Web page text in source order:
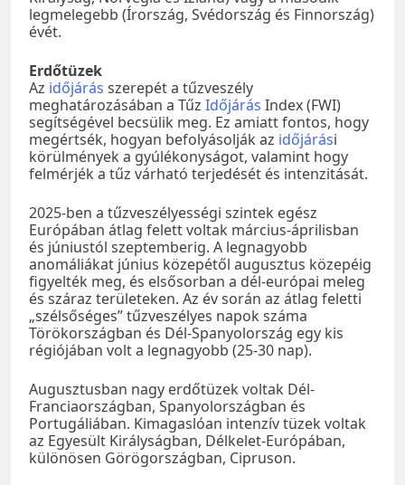
legmelegebb (Írország, Svédország és Finnország)
évét.
Erdőtüzek
Az időjárás szerepét a tűzveszély
meghatározásában a Tűz Időjárás Index (FWI)
segítségével becsülik meg. Ez amiatt fontos, hogy
megértsék, hogyan befolyásolják az időjárási
körülmények a gyúlékonyságot, valamint hogy
felmérjék a tűz várható terjedését és intenzitását.
2025-ben a tűzveszélyességi szintek egész
Európában átlag felett voltak március-áprilisban
és júniustól szeptemberig. A legnagyobb
anomáliákat június közepétől augusztus közepéig
figyelték meg, és elsősorban a dél-európai meleg
és száraz területeken. Az év során az átlag feletti
„szélsőséges” tűzveszélyes napok száma
Törökországban és Dél-Spanyolország egy kis
régiójában volt a legnagyobb (25-30 nap).
Augusztusban nagy erdőtüzek voltak Dél-
Franciaországban, Spanyolországban és
Portugáliában. Kimagaslóan intenzív tüzek voltak
az Egyesült Királyságban, Délkelet-Európában,
különösen Görögországban, Cipruson.